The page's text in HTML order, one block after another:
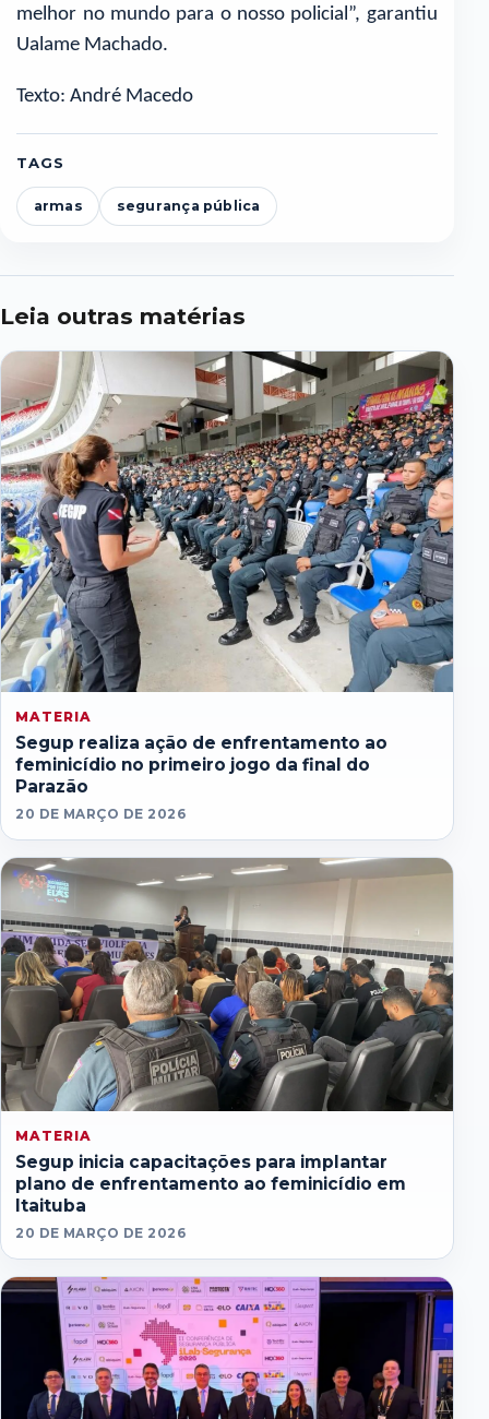
melhor no mundo para o nosso policial”, garantiu
Ualame Machado.
Texto: André Macedo
TAGS
armas segurança pública
Leia outras matérias
MATERIA
Segup realiza ação de enfrentamento ao
feminicídio no primeiro jogo da final do
Parazão
20 DE MARÇO DE 2026
MATERIA
Segup inicia capacitações para implantar
plano de enfrentamento ao feminicídio em
Itaituba
20 DE MARÇO DE 2026